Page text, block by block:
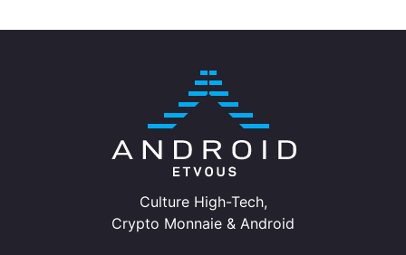
Culture High-Tech,
Crypto Monnaie & Android